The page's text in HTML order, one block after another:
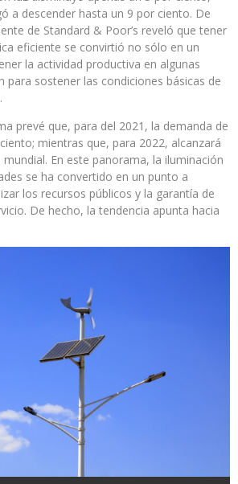
a descender hasta un 9 por ciento. De
de Standard & Poor’s reveló que tener
eficiente se convirtió no sólo en un
la actividad productiva en algunas
para sostener las condiciones básicas de
prevé que, para del 2021, la demanda de
mientras que, para 2022, alcanzará
En este panorama, la iluminación
se ha convertido en un punto a
los recursos públicos y la garantía de
De hecho, la tendencia apunta hacia